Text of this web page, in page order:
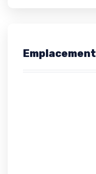
Emplacement